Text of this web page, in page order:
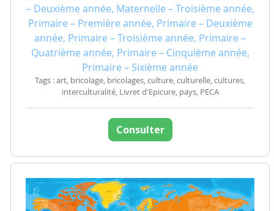
– Deuxième année, Maternelle – Troisième année,
Primaire – Première année, Primaire – Deuxième
année, Primaire – Troisième année, Primaire –
Quatrième année, Primaire – Cinquième année,
Primaire – Sixième année
Tags : art, bricolage, bricolages, culture, culturelle, cultures,
interculturalité, Livret d'Epicure, pays, PECA
Consulter